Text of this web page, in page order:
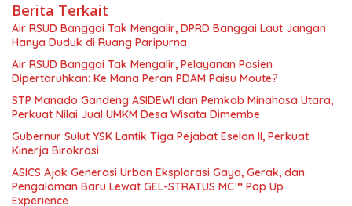
Berita Terkait
Air RSUD Banggai Tak Mengalir, DPRD Banggai Laut Jangan
Hanya Duduk di Ruang Paripurna
Air RSUD Banggai Tak Mengalir, Pelayanan Pasien
Dipertaruhkan: Ke Mana Peran PDAM Paisu Moute?
‎STP Manado Gandeng ASIDEWI dan Pemkab Minahasa Utara,
Perkuat Nilai Jual UMKM Desa Wisata Dimembe
Gubernur Sulut YSK Lantik Tiga Pejabat Eselon II, Perkuat
Kinerja Birokrasi
ASICS Ajak Generasi Urban Eksplorasi Gaya, Gerak, dan
Pengalaman Baru Lewat GEL-STRATUS MC™ Pop Up
Experience